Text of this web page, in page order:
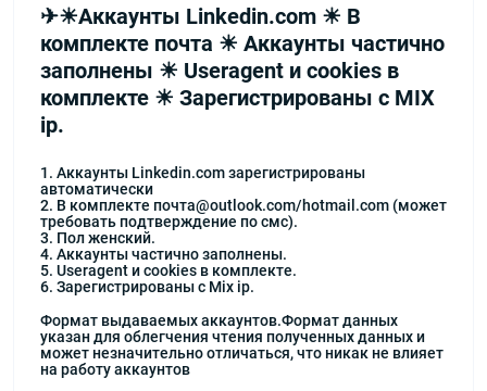
✈☀Аккаунты Linkedin.com ☀ В
комплекте почта ☀ Аккаунты частично
заполнены ☀ Useragent и сookies в
комплекте ☀ Зарегистрированы с MIX
ip.
1. Аккаунты Linkedin.com зарегистрированы
автоматически
2. В комплекте почта@outlook.com/hotmail.com (может
требовать подтверждение по смс).
3. Пол женский.
4. Аккаунты частично заполнены.
5. Useragent и сookies в комплекте.
6. Зарегистрированы с Mix ip.
Формат выдаваемых аккаунтов.Формат данных
указан для облегчения чтения полученных данных и
может незначительно отличаться, что никак не влияет
на работу аккаунтов